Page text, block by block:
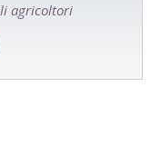
agricoltori